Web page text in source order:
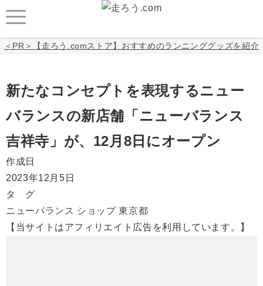
＜PR＞【走ろう.comストア】おすすめのランニンググッズを紹介
新たなコンセプトを表現するニュー
バランスの新店舗「ニューバランス
吉祥寺」が、12月8日にオープン
作成日
2023年12月5日
タ グ
ニューバランス ショップ 東京都
【当サイトはアフィリエイト広告を利用しています。】